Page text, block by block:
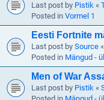
Last post by Pistik «
Posted in Vormel 1
Eesti Fortnite
Last post by Source «
Posted in Mängud -
Men of War
Last post by Pistik «